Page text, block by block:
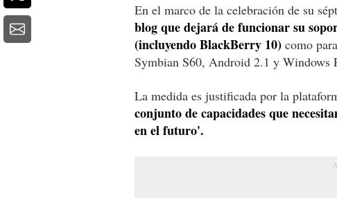
En el marco de la celebración de su
blog que dejará de funcionar su
(incluyendo BlackBerry 10) como
Symbian S60, Android 2.1 y Windows
La medida es justificada por la
conjunto de capacidades que
en el futuro'.